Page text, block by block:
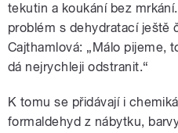
tekutin a koukání bez
problém s dehydratací ještě
Cajthamlová: „Málo pijeme,
dá nejrychleji odstranit.“
K tomu se přidávají i
formaldehyd z nábytku,